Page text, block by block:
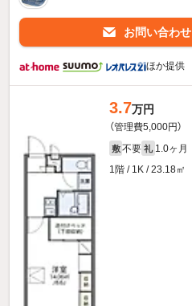
お問い合わせ
ほか提供
3.7万円
（管理費5,000円）
敷 不要 礼 1.0ヶ月
1階 / 1K / 23.18㎡